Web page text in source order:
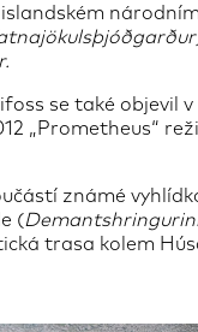
se také objevil
„Prometheus“
známé
(
trasa kolem